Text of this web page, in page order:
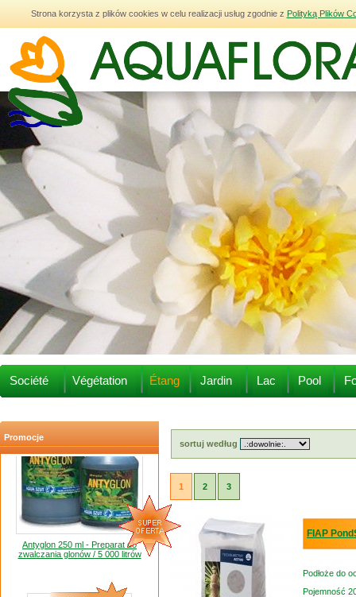
Strona korzysta z plików cookies w celu realizacji usług zgodnie z Polityką Plików
Société Végétation Étang Jardin Lac Pool
Promocje
20,00 zł
Antyglon 250 ml - Preparat do
zwalczania glonów / 5 000 litrów
sortuj według
1 2 3
FIAP
Podłoże do
Pojemność